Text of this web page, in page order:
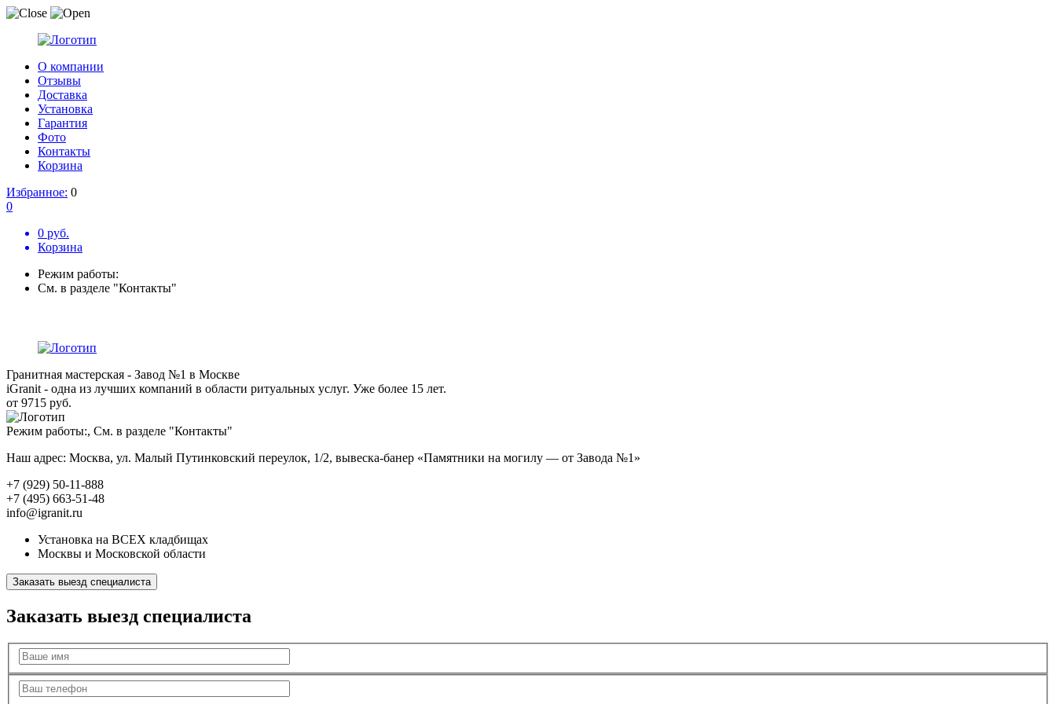
О компании
Отзывы
Доставка
Установка
Гарантия
Фото
Контакты
Корзина
Избранное: 0
0
0 руб.
Корзина
Режим работы:
См. в разделе "Контакты"
Гранитная мастерская - Завод №1 в Москве
iGranit - одна из лучших компаний в области ритуальных услуг. Уже более 15 лет.
от 9715 руб.
Режим работы:, См. в разделе "Контакты"
Наш адрес: Москва, ул. Малый Путинковский переулок, 1/2, вывеска-банер «Памятники на могилу — от Завода №1»
+7 (929) 50-11-888
+7 (495) 663-51-48
info@igranit.ru
Установка на ВСЕХ кладбищах
Москвы и Московской области
Заказать выезд специалиста
Заказать выезд специалиста